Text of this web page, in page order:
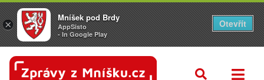
×
Mníšek pod Brdy
AppSisto
- In Google Play
Otevřít